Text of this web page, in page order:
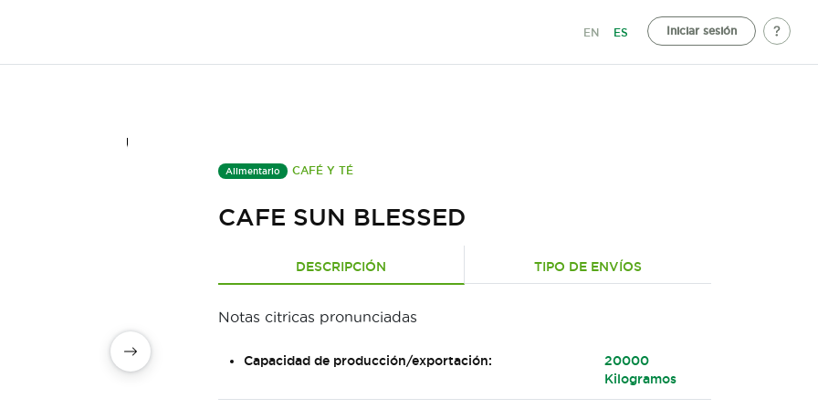
EN ES Iniciar sesión
Alimentario CAFÉ Y TÉ
CAFE SUN BLESSED
DESCRIPCIÓN TIPO DE ENVÍOS
Notas citricas pronunciadas
Capacidad de producción/exportación:
20000
Kilogramos